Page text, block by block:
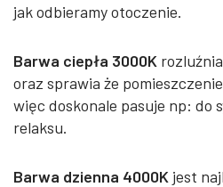
jak odbieramy otoczenie.
Barwa ciepła 3000K
oraz sprawia że
więc doskonale pasuje np: do
relaksu.
Barwa dzienna 4000K jest